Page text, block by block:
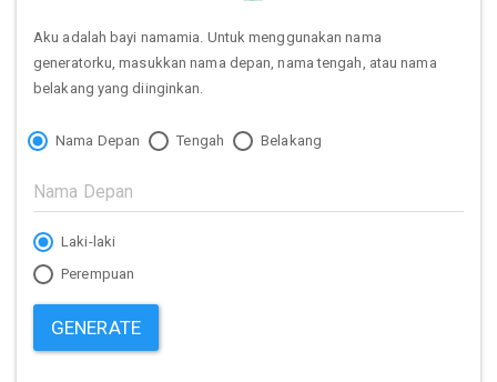
Aku adalah bayi namamia. Untuk menggunakan nama
generatorku, masukkan nama depan, nama tengah, atau nama
belakang yang diinginkan.
Nama Depan Tengah Belakang
Laki-laki
Perempuan
GENERATE